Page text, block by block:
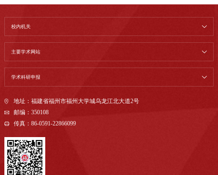
校内机关
主要学术网站
学术科研申报
地址：福建省福州市福州大学城乌龙江北大道2号
邮编：350108
传真：86-0591-22866099